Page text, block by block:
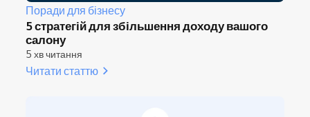
Поради для бізнесу
5 стратегій для збільшення доходу вашого
салону
5 хв читання
Читати статтю